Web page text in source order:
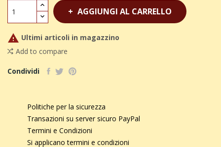
AGGIUNGI AL CARRELLO
 Ultimi articoli in magazzino
Add to compare
Condividi
Politiche per la sicurezza
Transazioni su server sicuro PayPal
Termini e Condizioni
Si applicano termini e condizioni